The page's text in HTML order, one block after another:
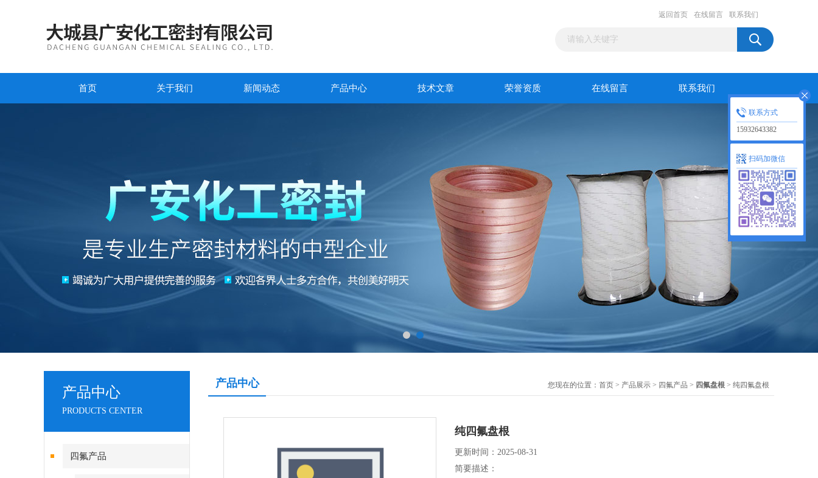
返回首页 在线留言 联系我们
首页 关于我们 新闻动态 产品中心 技术文章 荣誉资质 在线留言 联系我们
产品中心
PRODUCTS CENTER
四氟产品
产品中心 您现在的位置： 首页 > 产品展示 > 四氟产品 > 四氟盘根 > 纯四氟盘根
纯四氟盘根
更新时间：2025-08-31
简要描述：
联系方式
15932643382
扫码加微信